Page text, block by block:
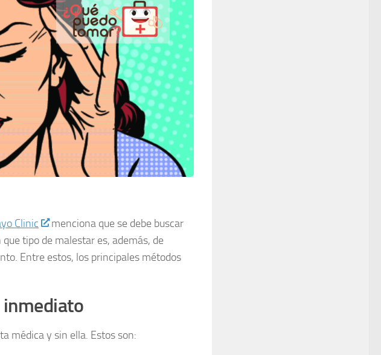
Clinic
menciona que se debe buscar
tipo de malestar es, además, de
Entre estos, los principales métodos
médica y sin ella. Estos son: